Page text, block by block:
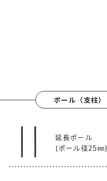
ポール（支柱）
延長ポール
(ポール径25㎜)